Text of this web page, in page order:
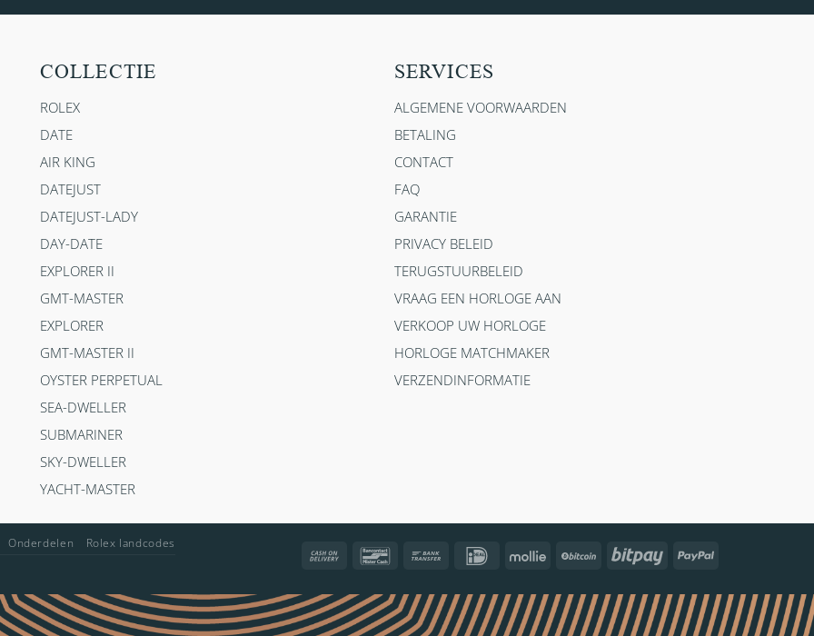
COLLECTIE
ROLEX
DATE
AIR KING
DATEJUST
DATEJUST-LADY
DAY-DATE
EXPLORER II
GMT-MASTER
EXPLORER
GMT-MASTER II
OYSTER PERPETUAL
SEA-DWELLER
SUBMARINER
SKY-DWELLER
YACHT-MASTER
SERVICES
ALGEMENE VOORWAARDEN
BETALING
CONTACT
FAQ
GARANTIE
PRIVACY BELEID
TERUGSTUURBELEID
VRAAG EEN HORLOGE AAN
VERKOOP UW HORLOGE
HORLOGE MATCHMAKER
VERZENDINFORMATIE
Cash
Delivery
Bancontact Bank
IDeal Mollie BitCoin Bitpay PayPal
Onderdelen Rolex landcodes